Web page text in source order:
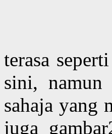
terasa
sini, namun
sahaja yang
juga